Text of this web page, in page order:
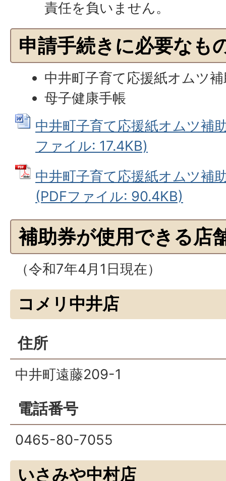
責任を負いません。
申請手続きに必要なも
中井町子育て応援紙オムツ
母子健康手帳
中井町子育て応援紙オムツ補
ファイル: 17.4KB)
中井町子育て応援紙オムツ補
(PDFファイル: 90.4KB)
補助券が使用できる店
（令和7年4月1日現在）
コメリ中井店
住所
中井町遠藤209-1
電話番号
0465-80-7055
いさみや中村店